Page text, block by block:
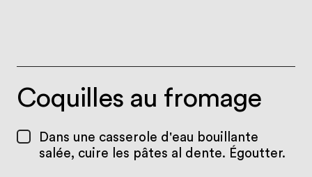
Coquilles au fromage
Dans une casserole d'eau bouillante
salée, cuire les pâtes al dente. Égoutter.